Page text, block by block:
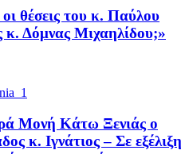
θέσεις του κ. Παύλου
Δόμνας Μιχαηλίδου;»
Μονή Κάτω Ξενιάς ο
κ. Ιγνάτιος – Σε εξέλιξη